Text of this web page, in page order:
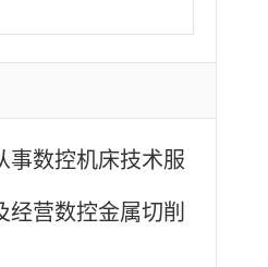
事数控机床技术服
经营数控金属切削